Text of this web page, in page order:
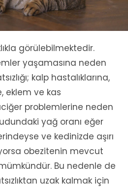
görülebilmektedir.
yaşamasına neden
kalp hastalıklarına,
eklem ve kas
problemlerine neden
yağ oranı eğer
ve kedinizde aşırı
obezitenin mevcut
Bu nedenle de
uzak kalmak için